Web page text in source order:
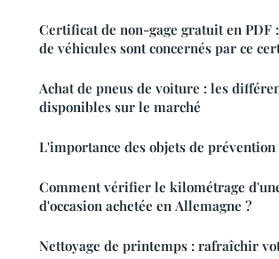
Certificat de non-gage gratuit en PDF
de véhicules sont concernés par ce
Achat de pneus de voiture : les
disponibles sur le marché
L'importance des objets de
Comment vérifier le kilométrage
d'occasion achetée en Allemagne ?
Nettoyage de printemps : rafraîchir